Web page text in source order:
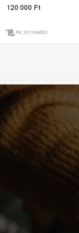
120 000 Ft
PK:01194001